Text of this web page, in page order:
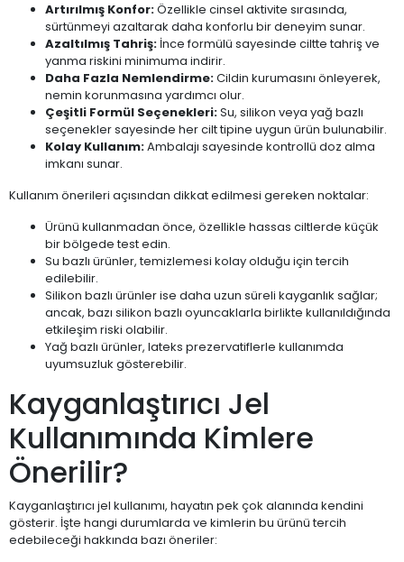
Artırılmış Konfor:Özellikle cinsel aktivite sırasında,
sürtünmeyi azaltarak daha konforlu bir deneyim sunar.
Azaltılmış Tahriş: İnce formülü sayesinde ciltte tahriş ve
yanma riskini minimuma indirir.
Daha Fazla Nemlendirme:Cildin kurumasını önleyerek,
nemin korunmasına yardımcı olur.
Çeşitli Formül Seçenekleri:Su, silikon veya yağ bazlı
seçenekler sayesinde her cilt tipine uygun ürün bulunabilir.
Kolay Kullanım:Ambalajı sayesinde kontrollü doz alma
imkanı sunar.
Kullanım önerileri açısından dikkat edilmesi gereken noktalar:
Ürünü kullanmadan önce, özellikle hassas ciltlerde küçük
bir bölgede test edin.
Su bazlı ürünler, temizlemesi kolay olduğu için tercih
edilebilir.
Silikon bazlı ürünler ise daha uzun süreli kayganlık sağlar;
ancak, bazı silikon bazlı oyuncaklarla birlikte kullanıldığında
etkileşim riski olabilir.
Yağ bazlı ürünler, lateks prezervatiflerle kullanımda
uyumsuzluk gösterebilir.
Kayganlaştırıcı Jel
Kullanımında Kimlere
Önerilir?
Kayganlaştırıcı jel kullanımı, hayatın pek çok alanında kendini
gösterir. İşte hangi durumlarda ve kimlerin bu ürünü tercih
edebileceği hakkında bazı öneriler: